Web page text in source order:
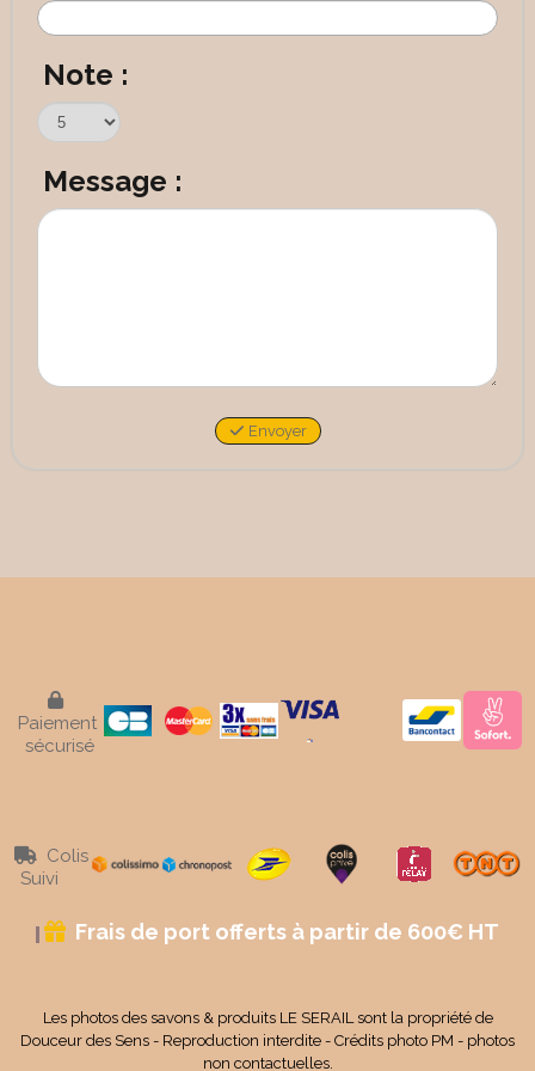
Note :
Message :
Envoyer

Paiement
sécurisé

Colis
Suivi
 Frais de port offerts à partir de 600€ HT
Les photos des savons & produits LE SERAIL sont la propriété de
Douceur des Sens - Reproduction interdite - Crédits photo PM - photos
non contactuelles.